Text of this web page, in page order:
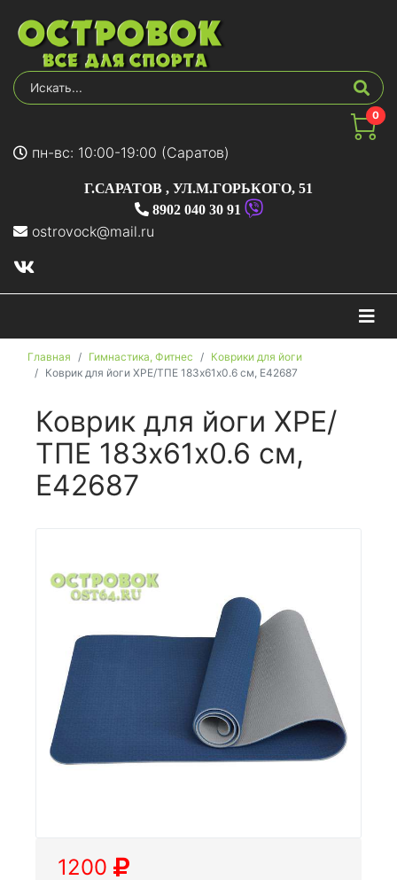
0
пн-вс: 10:00-19:00 (Саратов)
Г.САРАТОВ , УЛ.М.ГОРЬКОГО, 51
8902 040 30 91
ostrovock@mail.ru
Главная Гимнастика, Фитнес
Коврики для йоги
Коврик для йоги XPE/ТПЕ 183х61х0.6 см, E42687
Коврик для йоги XPE/
ТПЕ 183х61х0.6 см,
E42687
1200